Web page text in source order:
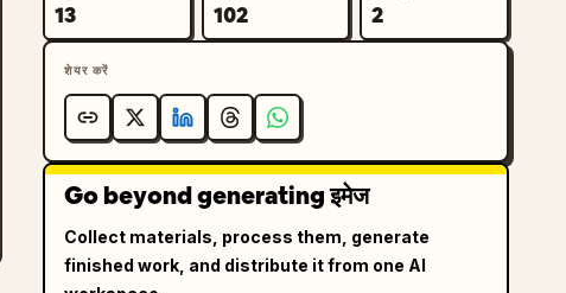
13 102 2
शेयर करें
Go beyond generating इमेज
Collect materials, process them, generate
finished work, and distribute it from one AI